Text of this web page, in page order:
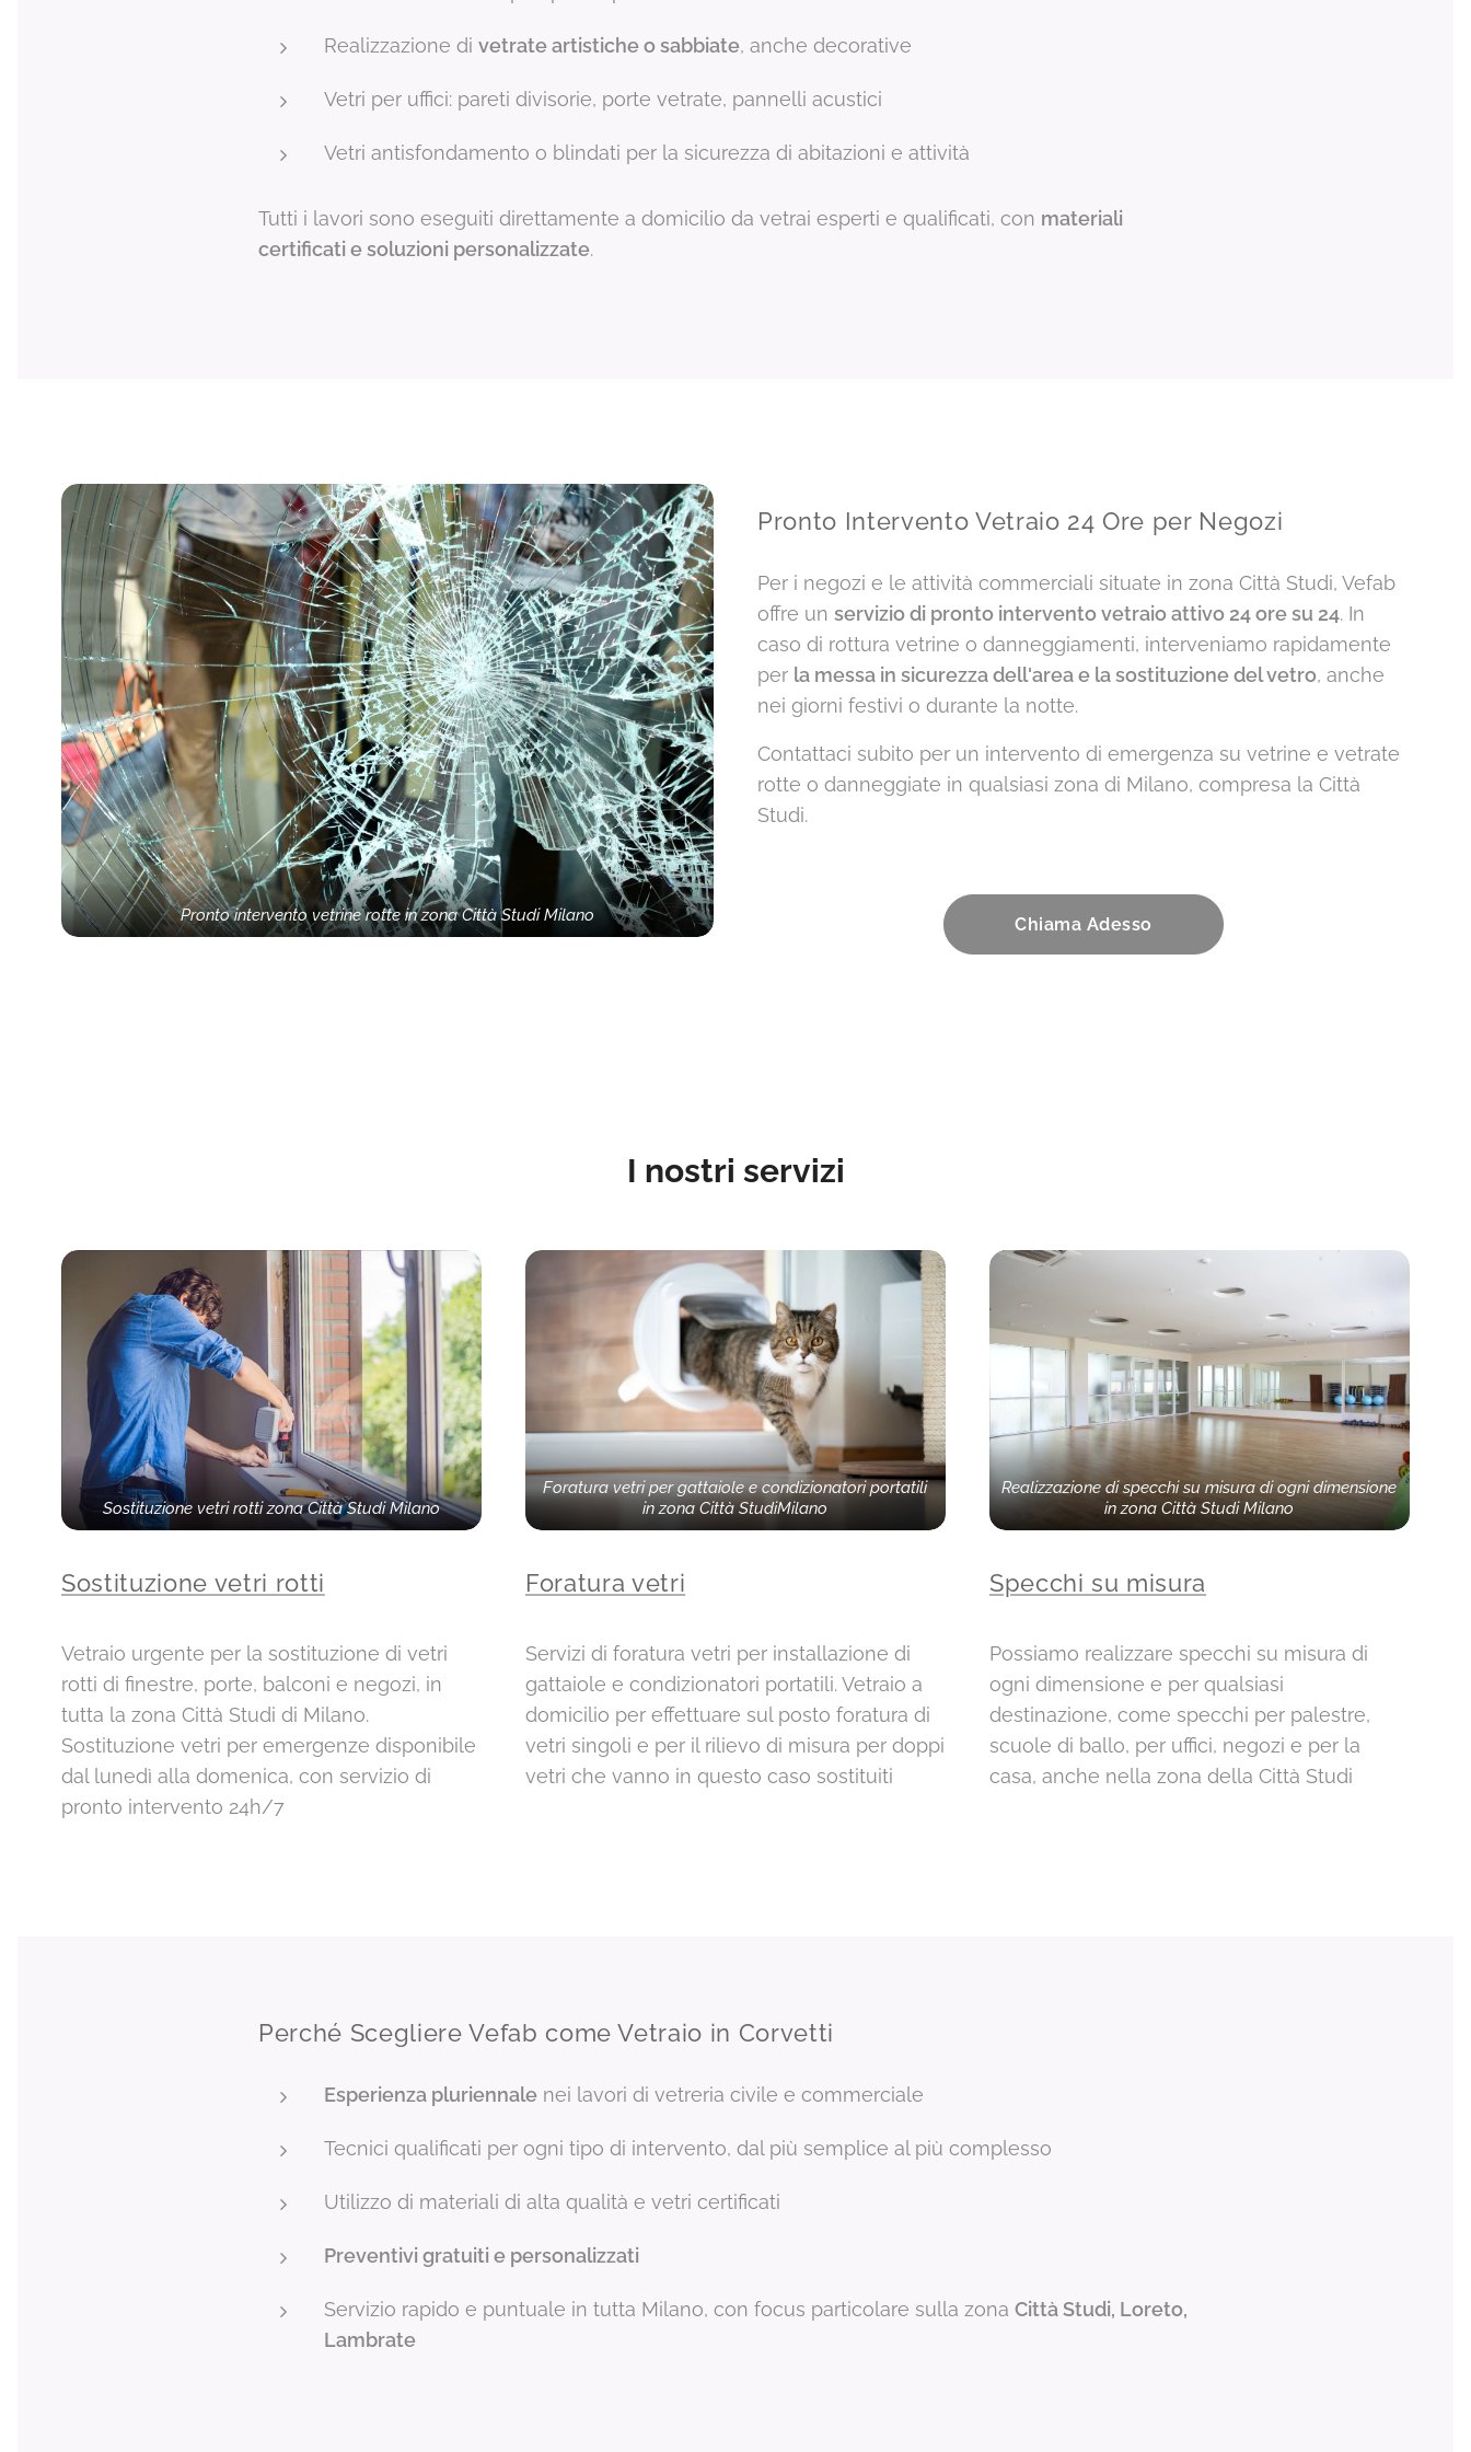
Realizzazione di vetrate artistiche o sabbiate, anche decorative
Vetri per uffici: pareti divisorie, porte vetrate, pannelli acustici
Vetri antisfondamento o blindati per la sicurezza di abitazioni e attività
Tutti i lavori sono eseguiti direttamente a domicilio da vetrai esperti e qualificati, con materiali
certificati e soluzioni personalizzate.
Pronto intervento vetrine rotte in zona Città Studi Milano
Pronto Intervento Vetraio 24 Ore per Negozi
Per i negozi e le attività commerciali situate in zona Città Studi, Vefab
offre un servizio di pronto intervento vetraio attivo 24 ore su 24. In
caso di rottura vetrine o danneggiamenti, interveniamo rapidamente
per la messa in sicurezza dell'area e la sostituzione del vetro, anche
nei giorni festivi o durante la notte.
Contattaci subito per un intervento di emergenza su vetrine e vetrate
rotte o danneggiate in qualsiasi zona di Milano, compresa la Città
Studi.
Chiama Adesso
I nostri servizi
Sostituzione vetri rotti zona Città Studi Milano
Sostituzione vetri rotti
Vetraio urgente per la sostituzione di vetri
rotti di finestre, porte, balconi e negozi, in
tutta la zona Città Studi di Milano.
Sostituzione vetri per emergenze disponibile
dal lunedì alla domenica, con servizio di
pronto intervento 24h/7
Foratura vetri per gattaiole e condizionatori portatili
in zona Città StudiMilano
Foratura vetri
Servizi di foratura vetri per installazione di
gattaiole e condizionatori portatili. Vetraio a
domicilio per effettuare sul posto foratura di
vetri singoli e per il rilievo di misura per doppi
vetri che vanno in questo caso sostituiti
Realizzazione di specchi su misura di ogni dimensione
in zona Città Studi Milano
Specchi su misura
Possiamo realizzare specchi su misura di
ogni dimensione e per qualsiasi
destinazione, come specchi per palestre,
scuole di ballo, per uffici, negozi e per la
casa, anche nella zona della Città Studi
Perché Scegliere Vefab come Vetraio in Corvetti
Esperienza pluriennale nei lavori di vetreria civile e commerciale
Tecnici qualificati per ogni tipo di intervento, dal più semplice al più complesso
Utilizzo di materiali di alta qualità e vetri certificati
Preventivi gratuiti e personalizzati
Servizio rapido e puntuale in tutta Milano, con focus particolare sulla zona Città Studi, Loreto,
Lambrate